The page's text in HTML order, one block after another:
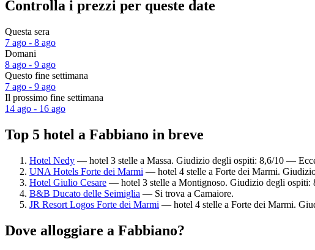
Controlla i prezzi per queste date
Questa sera
7 ago - 8 ago
Domani
8 ago - 9 ago
Questo fine settimana
7 ago - 9 ago
Il prossimo fine settimana
14 ago - 16 ago
Top 5 hotel a Fabbiano in breve
Hotel Nedy — hotel 3 stelle a Massa. Giudizio degli ospiti: 8,6/10 —
UNA Hotels Forte dei Marmi — hotel 4 stelle a Forte dei Marmi.
Hotel Giulio Cesare — hotel 3 stelle a Montignoso. Giudizio degli ospiti:
B&B Ducato delle Seimiglia — Si trova a Camaiore.
JR Resort Logos Forte dei Marmi — hotel 4 stelle a Forte dei Marmi.
Dove alloggiare a Fabbiano?